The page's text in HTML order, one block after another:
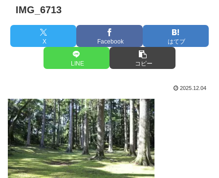
IMG_6713
X Facebook はてブ
LINE コピー
2025.12.04